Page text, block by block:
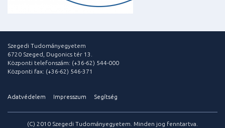
Szegedi Tudományegyetem
6720 Szeged, Dugonics tér 13.
Központi telefonszám: (+36-62) 544-000
Központi fax: (+36-62) 546-371
Adatvédelem Impresszum Segítség
(C) 2010 Szegedi Tudományegyetem. Minden jog fenntartva.